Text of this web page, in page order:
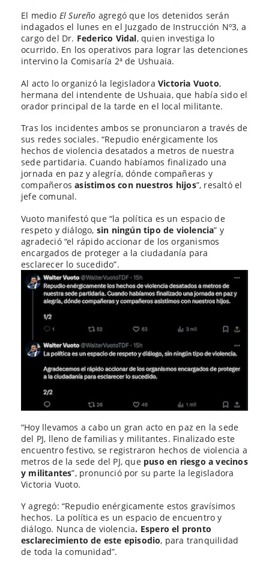
El medio El Sureño agregó que los detenidos serán
indagados el lunes en el Juzgado de Instrucción Nº3, a
cargo del Dr. Federico Vidal, quien investiga lo
ocurrido. En los operativos para lograr las detenciones
intervino la Comisaría 2ª de Ushuaia.
Al acto lo organizó la legisladora Victoria Vuoto,
hermana del intendente de Ushuaia, que había sido el
orador principal de la tarde en el local militante.
Tras los incidentes ambos se pronunciaron a través de
sus redes sociales. “Repudio enérgicamente los
hechos de violencia desatados a metros de nuestra
sede partidaria. Cuando habíamos finalizado una
jornada en paz y alegría, dónde compañeras y
compañerosasistimos con nuestros hijos”, resaltó el
jefe comunal.
Vuoto manifestó que “la política es un espacio de
respeto y diálogo, sin ningún tipo de violencia” y
agradeció “el rápido accionar de los organismos
encargados de proteger a la ciudadanía para
esclarecer lo sucedido”.
“Hoy llevamos a cabo un gran acto en paz en la sede
del PJ, lleno de familias y militantes. Finalizado este
encuentro festivo, se registraron hechos de violencia a
metros de la sede del PJ, quepuso en riesgo a vecinos
y militantes”, pronunció por su parte la legisladora
Victoria Vuoto.
Y agregó: “Repudio enérgicamente estos gravísimos
hechos. La política es un espacio de encuentro y
diálogo. Nunca de violencia. Espero el pronto
esclarecimiento de este episodio, para tranquilidad
de toda la comunidad”.